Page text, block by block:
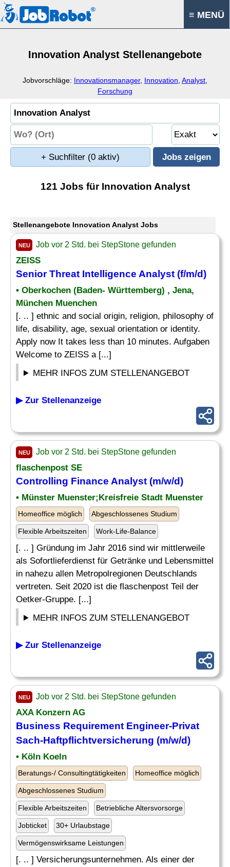
≡ MENÜ
Innovation Analyst Stellenangebote
Jobvorschläge: Innovationsmanager, Innovation Analyst
Forschung
+ Suchfilter (0 aktiv)
121 Jobs für Innovation Analyst
Stellenangebote Innovation Analyst Jobs
NEU Job vor 2 Std. bei StepStone gefunden
ZEISS
Senior Threat Intelligence Analyst (f/m/d)
• Oberkochen (Baden- Württemberg) , Jena,
München Muenchen
[. .. ] ethnic and social origin, religion, philosophy of
life, disability, age, sexual orientation or identity.
Apply now It takes less than 10 minutes. Aufgaben
Welcome to ZEISS a [...]
MEHR INFOS ZUM STELLENANGEBOT
▶ Zur Stellenanzeige
NEU Job vor 2 Std. bei StepStone gefunden
flaschenpost SE
Controlling Finance Analyst (m/w/d)
• Münster Muenster;Kreisfreie Stadt Muenster
Homeoffice möglich Abgeschlossenes Studium
Flexible Arbeitszeiten Work-Life-Balance
[. .. ] Gründung im Jahr 2016 sind wir mittlerweile
als Sofortlieferdienst für Getränke und Lebensmittel
in nahezu allen Metropolregionen Deutschlands
vertreten. Seit 2020 ist die flaschenpost Teil der
Oetker-Gruppe. [...]
MEHR INFOS ZUM STELLENANGEBOT
▶ Zur Stellenanzeige
NEU Job vor 2 Std. bei StepStone gefunden
AXA Konzern AG
Business Requirement Engineer-Privat
Sach-Haftpflichtversicherung (m/w/d)
• Köln Koeln
Beratungs-/ Consultingtätigkeiten Homeoffice möglich
Abgeschlossenes Studium
Flexible Arbeitszeiten Betriebliche Altersvorsorge
Jobticket 30+ Urlaubstage
Vermögenswirksame Leistungen
[. .. ] Versicherungsunternehmen. Als einer der